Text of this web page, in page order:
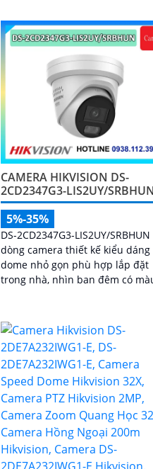
hợp công nghệ AI thông minh
phân biệt chuyển động giữa
và phương tiện, hạn chế cảnh
sai, đi kèm khe cắm thẻ nhớ
lưu trữ lâu dài, hỗ trợ POE tiện
mức giá phải chăng
CAMERA HIKVISION DS-
2CD2347G3-LIS2UY/SRBHUN
5%-35%
DS-2CD2347G3-LIS2UY/SRBHUN
dòng camera thiết kế kiểu dáng
dome nhỏ gọn phù hợp lắp đặt
trong nhà, nhìn ban đêm có
AI giúp nhận diện người và
tiện, tích hợp micro kép